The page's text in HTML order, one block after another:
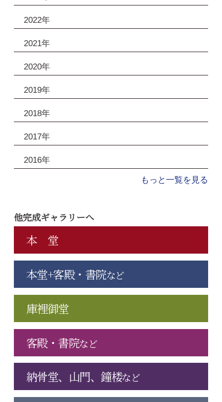
2022年
2021年
2020年
2019年
2018年
2017年
2016年
もっと一覧を見る
他完成ギャラリーへ
本 堂
本堂+客殿・書院など
庫裡御堂
客殿・書院など
納骨堂、山門、鐘楼など